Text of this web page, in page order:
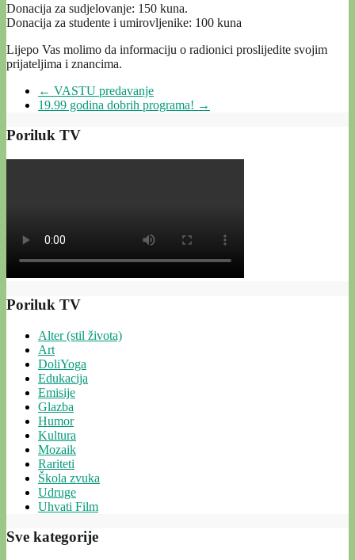
Donacija za sudjelovanje: 150 kuna.
Donacija za studente i umirovljenike: 100 kuna
Lijepo Vas molimo da informaciju o radionici proslijedite svojim
prijateljima i znancima.
← VASTU predavanje
19.99 godina dobrih programa! →
Poriluk TV
Poriluk TV
Alter (stil života)
Art
DoliYoga
Edukacija
Emisije
Glazba
Humor
Kultura
Mozaik
Rariteti
Škola zvuka
Udruge
Uhvati Film
Sve kategorije